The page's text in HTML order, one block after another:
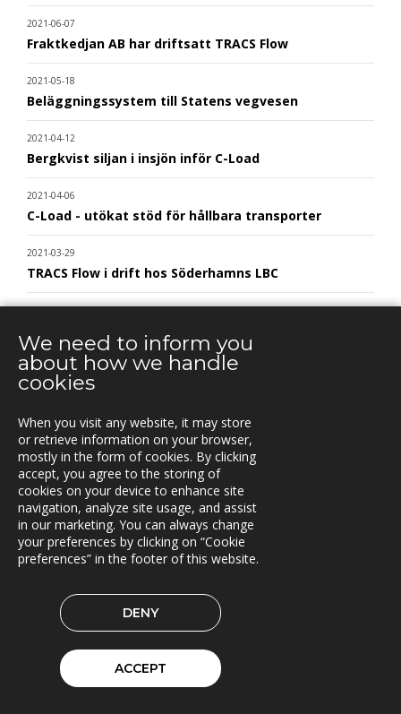
2021-06-07
Fraktkedjan AB har driftsatt TRACS Flow
2021-05-18
Beläggningssystem till Statens vegvesen
2021-04-12
Bergkvist siljan i insjön inför C-Load
2021-04-06
C-Load - utökat stöd för hållbara transporter
2021-03-29
TRACS Flow i drift hos Söderhamns LBC
2021-03-15
2021-03-08
Ny version av TRACS Flow
2021-02-26
Webinar med RoadCloud
2021-02-24
Nya lokaler i Oslo
2021-01-29
En attraktiv arbetsgivare!
2021-01-11
Triona expanderar i Göteborg
2021-01-07
FleetControl - Transdevs IoT-plattform
We need to inform you
about how we handle
cookies
When you visit any website, it may store
or retrieve information on your browser,
mostly in the form of cookies. By clicking
accept, you agree to the storing of
cookies on your device to enhance site
navigation, analyze site usage, and assist
in our marketing. You can always change
your preferences by clicking on “Cookie
preferences” in the footer of this website.
DENY
ACCEPT